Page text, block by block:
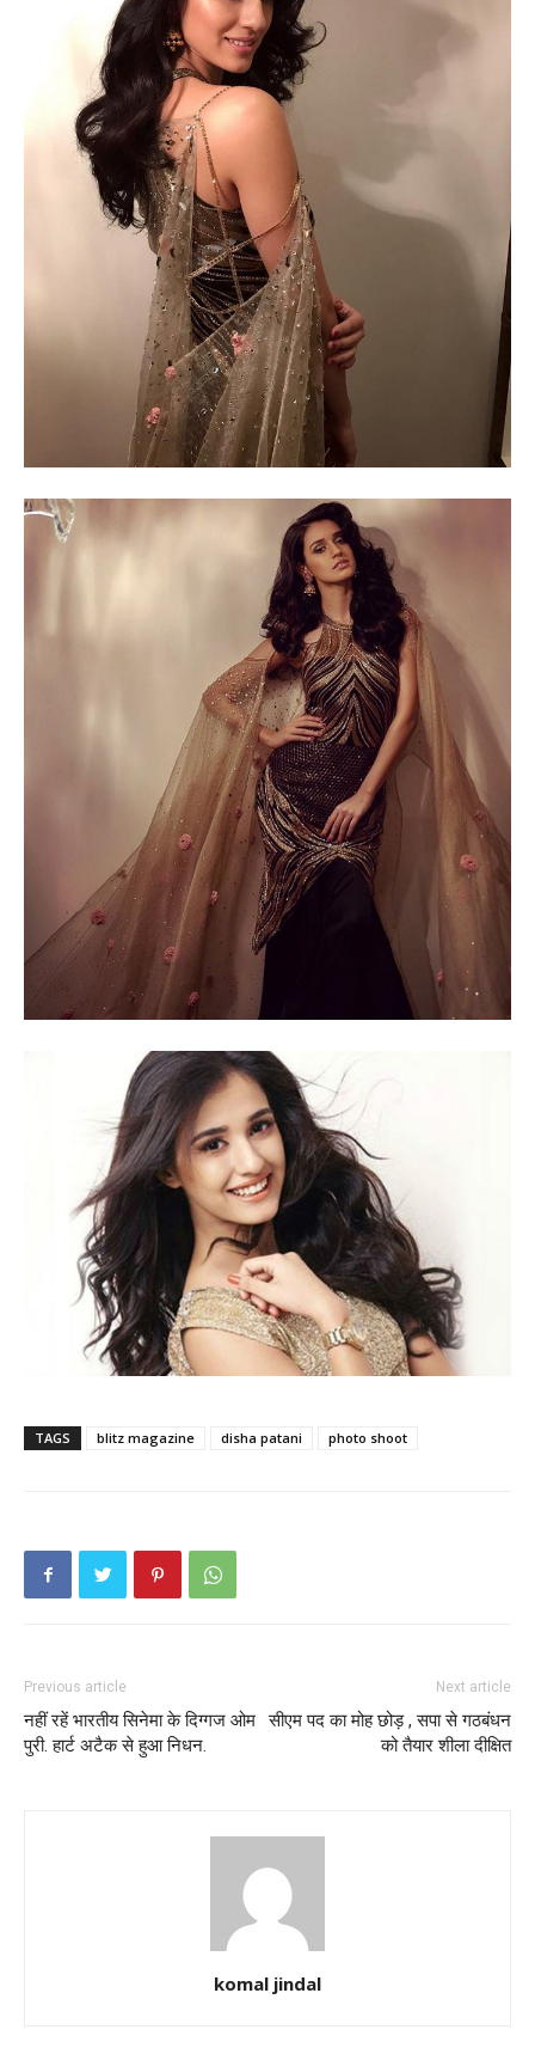
TAGS blitz magazine disha patani photo shoot
Previous article
नहीं रहें भारतीय सिनेमा के दिग्गज ओम
पुरी. हार्ट अटैक से हुआ निधन.
Next article
सीएम पद का मोह छोड़ , सपा से गठबंधन
को तैयार शीला दीक्षित
komal jindal